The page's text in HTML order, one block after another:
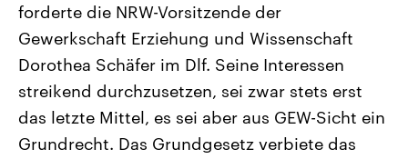
Landtagswahl Sachsen-Anhalt
2026
Alle Informationen
Sachsen-Anhalt wählt am 6.
September 2026 einen neuen
Landtag. Seit 2021 wird das
Bundesland von einer Koalition aus
Umfragen, Prognosen,
USA
Aktuelle Beiträge,
Hintergründe
Wirtschaftlich und
gehören die Vereinigten
den mächtigsten Ländern
mit großem Einfluss auf
forderte die NRW-Vorsitzende der
Gewerkschaft Erziehung und Wissenschaft
Dorothea Schäfer im Dlf. Seine Interessen
streikend durchzusetzen, sei zwar stets erst
das letzte Mittel, es sei aber aus GEW-Sicht ein
Grundrecht. Das Grundgesetz verbiete das